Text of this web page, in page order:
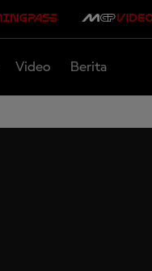
Video Berita